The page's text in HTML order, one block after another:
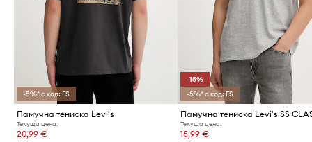
-5%* с код: FS
Памучна тениска Levi's
Текуща цена:
20,99 €
-15%
-5%* с код: FS
Текуща цена:
15,99 €